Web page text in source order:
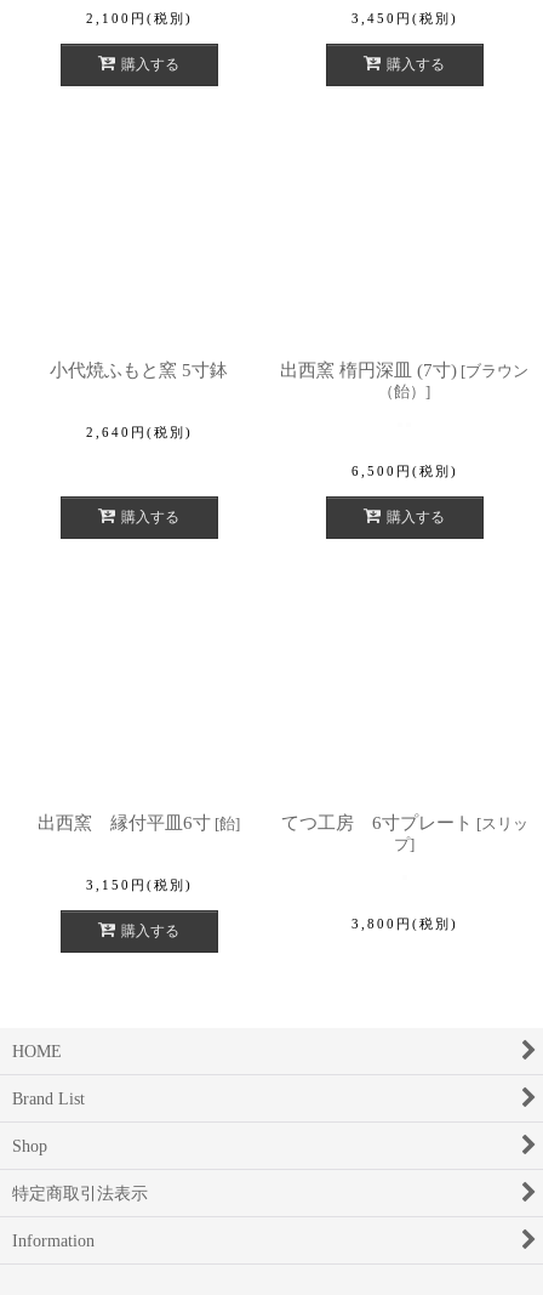
2,100 円 (税別)
購入する
3,450 円 (税別)
購入する
小代焼ふもと窯 5寸鉢
2,640 円 (税別)
購入する
出西窯 楕円深皿 (7寸) [ブラウン
（飴） ]
6,500 円 (税別)
購入する
出西窯 縁付平皿6寸 [飴]
3,150 円 (税別)
購入する
てつ工房 6寸プレート [スリッ
プ]
3,800 円 (税別)
HOME
Brand List
Shop
特定商取引法表示
Information